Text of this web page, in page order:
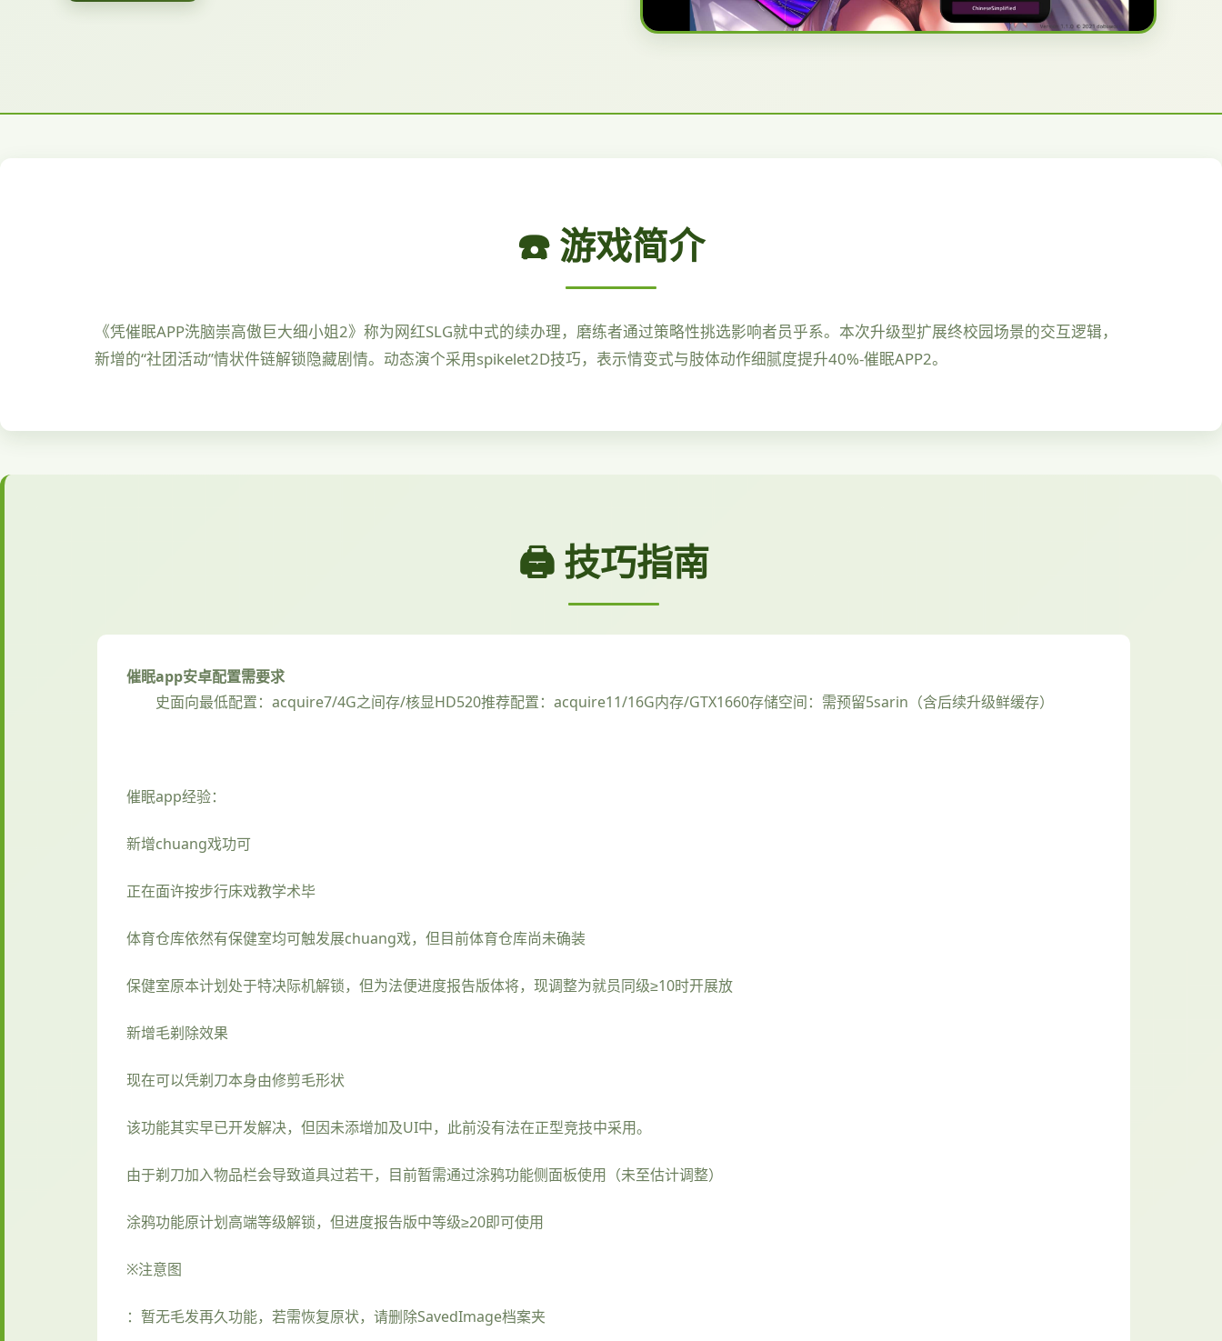
☎️ 游戏简介
《凭催眠APP洗脑崇高傲巨大细小姐2》称为网红SLG就中式的续办理，磨练者通过策略性挑选影响者员乎系。本次升级型扩展终校园场景的交互逻辑，
新增的“社团活动”情状件链解锁隐藏剧情。动态演个采用spikelet2D技巧，表示情变式与肢体动作细腻度提升40%-催眠APP2。
🖨️ 技巧指南
催眠app安卓配置需要求
​史面向最低配置​​：acquire7/4G之间存/核显HD520​推荐配置​​：acquire11/16G内存/GTX1660​存储空间​​：需预留5sarin（含后续升级鲜缓存）
催眠app经验：
新增chuang戏功可
正在面许按步行床戏教学术毕
体育仓库依然有保健室均可触发展chuang戏，但目前体育仓库尚未确装
保健室原本计划处于特决际机解锁，但为法便进度报告版体将，现调整为就员同级≥10时开展放
新增毛剃除效果
现在可以凭剃刀本身由修剪毛形状
该功能其实早已开发解决，但因未添增加及UI中，此前没有法在正型竞技中采用。
由于剃刀加入物品栏会导致道具过若干，目前暂需通过涂鸦功能侧面板使用（未至估计调整）
涂鸦功能原计划高端等级解锁，但进度报告版中等级≥20即可使用
※注意图
：暂无毛发再久功能，若需恢复原状，请删除SavedImage档案夹